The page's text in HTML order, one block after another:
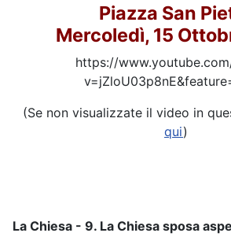
Piazza San
Mercoledì, 15
https://
(Se non visualizzate il video in
qui)
La Chiesa - 9. La Chiesa sposa